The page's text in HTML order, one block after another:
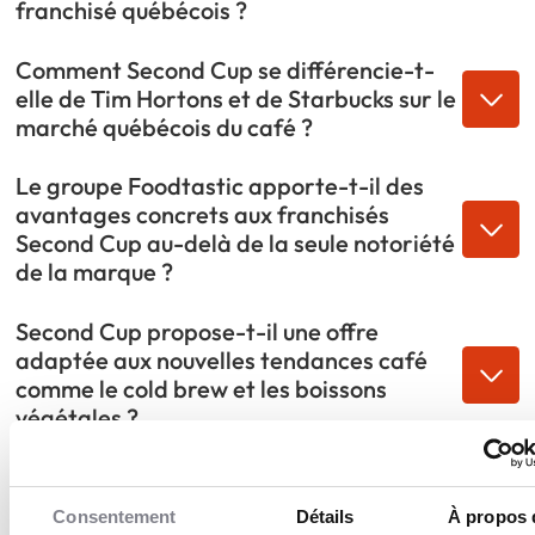
Consentement Détails À propos
culture café souhaitant s’établir dans un segment
du café spécialisé en pleine croissance.
franchisé québécois ?
Comment Second Cup se différencie-t-
elle de Tim Hortons et de Starbucks sur le
marché québécois du café ?
Le groupe Foodtastic apporte-t-il des
avantages concrets aux franchisés
Second Cup au-delà de la seule notoriété
de la marque ?
Second Cup propose-t-il une offre
adaptée aux nouvelles tendances café
comme le cold brew et les boissons
végétales ?
propose-t-il à ses franchisés pour le